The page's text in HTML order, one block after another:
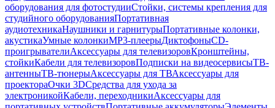
оборудования для фотостудииСтойки, системы крепления для
студийного оборудованияПортативная
аудиотехникаНаушники и гарнитурыПортативные колонки,
акустикаУмные колонкиMP3-плеерыДиктофоныCD-
проигрывателиАксессуары для телевизоровКронштейны,
стойкиКабели для телевизоровПодписки на видеосервисыТВ-
антенныТВ-тюнерыАксессуары для ТВАксессуары для
проектораОчки 3DСредства для ухода за
электроникойКабели, переходникиАксессуары для